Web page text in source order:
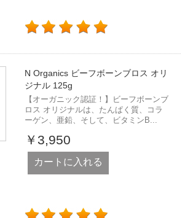
N Organics ビーフボーンブロス オリ
ジナル 125g
【オーガニック認証！】ビーフボーンブ
ロス オリジナルは、たんぱく質、コラ
ーゲン、亜鉛、そして、ビタミンB...
￥3,950
カートに入れる